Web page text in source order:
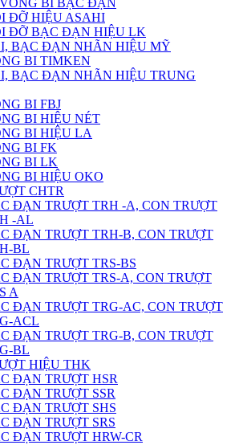
BI BẠC ĐẠN
ĐỠ HIỆU ASAHI
ĐỠ BẠC ĐẠN HIỆU LK
BẠC ĐẠN NHÃN HIỆU MỸ
BI TIMKEN
BẠC ĐẠN NHÃN HIỆU TRUNG
BI FBJ
BI HIỆU NÉT
BI HIỆU LA
BI FK
BI LK
BI HIỆU OKO
CHTR
ĐẠN TRƯỢT TRH -A, CON TRƯỢT
-AL
ĐẠN TRƯỢT TRH-B, CON TRƯỢT
BL
ĐẠN TRƯỢT TRS-BS
ĐẠN TRƯỢT TRS-A, CON TRƯỢT
A
ĐẠN TRƯỢT TRG-AC, CON TRƯỢT
ACL
ĐẠN TRƯỢT TRG-B, CON TRƯỢT
BL
HIỆU THK
ĐẠN TRƯỢT HSR
ĐẠN TRƯỢT SSR
ĐẠN TRƯỢT SHS
ĐẠN TRƯỢT SRS
ĐẠN TRƯỢT HRW-CR